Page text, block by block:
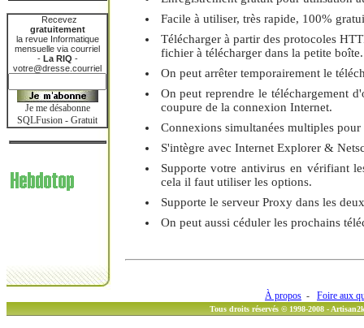
Recevez
gratuitement
la revue Informatique
mensuelle via courriel
- La RIQ -
votre@dresse.courriel
Je me désabonne
SQLFusion - Gratuit
Facile à utiliser, très rapide, 100%
Télécharger à partir des protocoles
fichier à télécharger dans la petite boîte.
On peut arrêter temporairement le
On peut reprendre le téléchargement
coupure de la connexion Internet.
Connexions simultanées multiples
S'intègre avec Internet Explorer &
Supporte votre antivirus en vérifiant
cela il faut utiliser les options.
Supporte le serveur Proxy dans les
On peut aussi céduler les prochains
À propos - Foire aux
Tous droits réservés © 1998-2008 -